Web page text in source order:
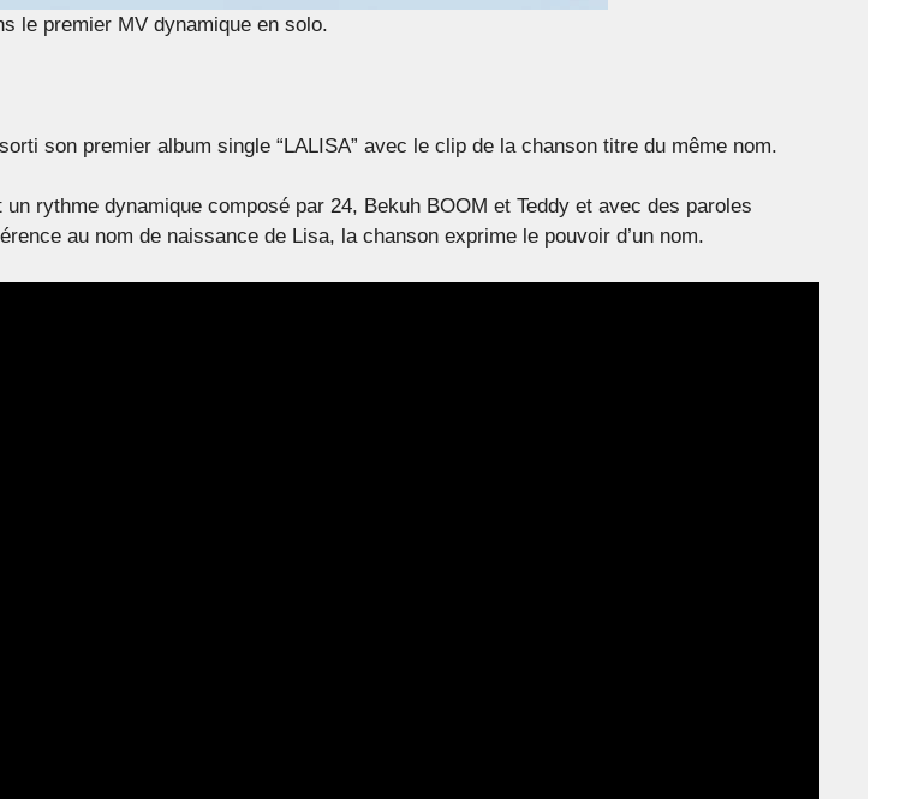
le premier MV dynamique en solo.
son premier album single “LALISA” avec le clip de la chanson titre du même nom.
rythme dynamique composé par 24, Bekuh BOOM et Teddy et avec des paroles
au nom de naissance de Lisa, la chanson exprime le pouvoir d’un nom.